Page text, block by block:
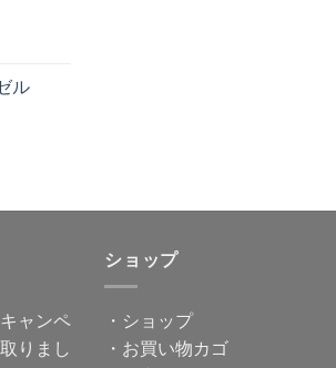
ル
ャンペ
りまし
ショップ
・ ショップ
・ お買い物カゴ